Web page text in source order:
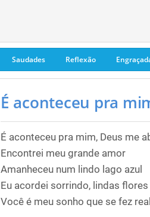
Saudades Reflexão
É aconteceu pra
É aconteceu pra mim, Deus me
Encontrei meu grande amor
Amanheceu num lindo lago azul
Eu acordei sorrindo, lindas
Você é meu sonho que se fez real